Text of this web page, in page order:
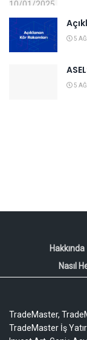
5
5
Hakkında
Nasıl
TradeMaster,
TradeMaster İş